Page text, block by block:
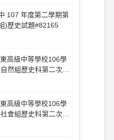
107 年度第二學期第
)歷史試題#82165
高級中等學校106學
然組歷史科第二次期
高級中等學校106學
會組歷史科第二次期